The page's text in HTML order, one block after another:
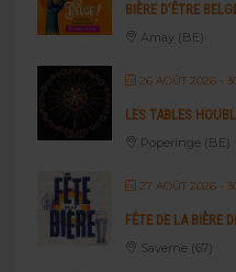
BIÈRE D’ÊTRE
Amay (BE)
26 AOÛT 2026-
LES TABLES
Poperinge (BE)
27 AOÛT 2026-
FÊTE DE LA BIÈRE
Saverne (67)